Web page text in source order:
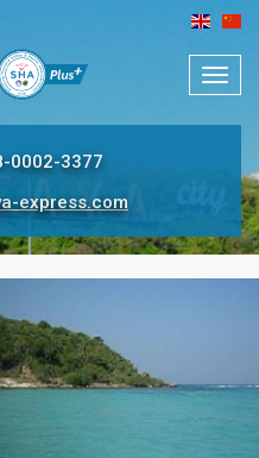
0002-3377
express.com